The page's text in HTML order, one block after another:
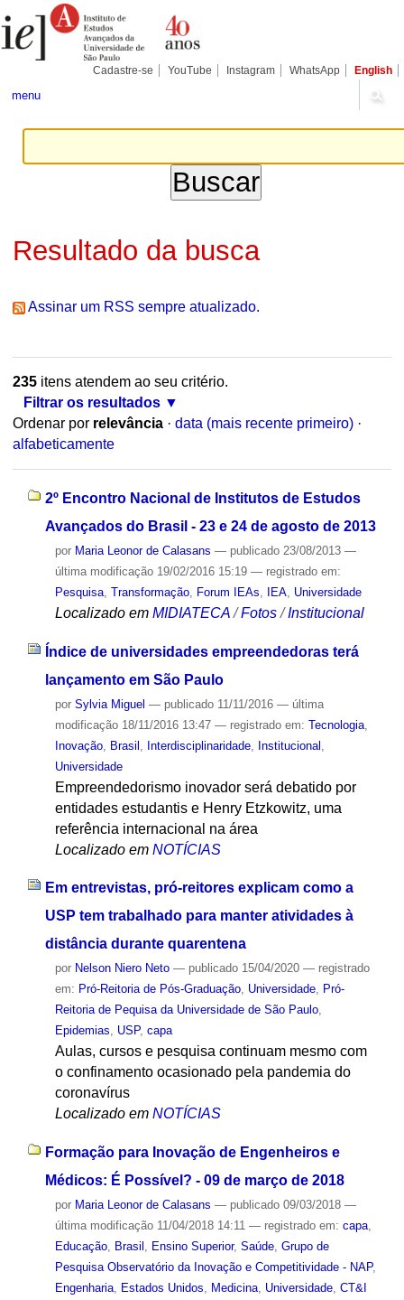
para
conteúdo.
Pessoais
Cadastre-se YouTube Instagram WhatsApp English
menu
Resultado da busca
Assinar um RSS sempre atualizado.
235itens atendem ao seu critério.
Filtrar os resultados
Ordenar por relevância · data (mais recente primeiro) ·
alfabeticamente
2º Encontro Nacional de Institutos de Estudos
Avançados do Brasil - 23 e 24 de agosto de 2013
por Maria Leonor de Calasans — publicado23/08/2013 —
última modificação19/02/2016 15:19 — registrado em:
Pesquisa, Transformação, Forum IEAs IEA, Universidade
Localizado em MIDIATECA /Fotos /Institucional
Índice de universidades empreendedoras terá
lançamento em São Paulo
por Sylvia Miguel — publicado11/11/2016 — última
modificação18/11/2016 13:47 — registrado em: Tecnologia,
Inovação, Brasil Interdisciplinaridade, Institucional
Universidade
Empreendedorismo inovador será debatido por
entidades estudantis e Henry Etzkowitz, uma
referência internacional na área
Localizado em NOTÍCIAS
Em entrevistas, pró-reitores explicam como a
USP tem trabalhado para manter atividades à
distância durante quarentena
por Nelson Niero Neto — publicado15/04/2020 — registrado
em: Pró-Reitoria de Pós-Graduação, Universidade, Pró-
Reitoria de Pequisa da Universidade de São Paulo,
Epidemias, USP, capa
Aulas, cursos e pesquisa continuam mesmo com
o confinamento ocasionado pela pandemia do
coronavírus
Localizado em NOTÍCIAS
Formação para Inovação de Engenheiros e
Médicos: É Possível? - 09 de março de 2018
por Maria Leonor de Calasans — publicado09/03/2018 —
última modificação11/04/2018 14:11 — registrado em: capa,
Educação, Brasil , Ensino Superior, Saúde, Grupo de
Pesquisa Observatório da Inovação e Competitividade - NAP,
Engenharia, Estados Unidos, Medicina, Universidade, CT&I